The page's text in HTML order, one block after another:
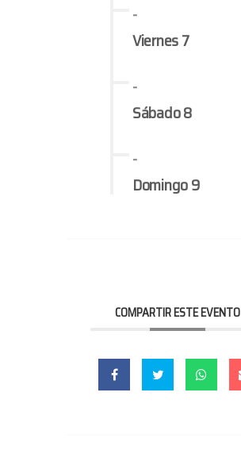
-
Viernes 7
-
Sábado 8
-
Domingo 9
COMPARTIR ESTE EVENTO